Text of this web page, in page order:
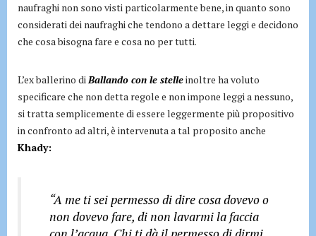
naufraghi non sono visti particolarmente bene, in quanto sono
considerati dei naufraghi che tendono a dettare leggi e decidono
che cosa bisogna fare e cosa no per tutti.
L’ex ballerino diBallando con le stelleinoltre ha voluto
specificare che non detta regole e non impone leggi a nessuno,
si tratta semplicemente di essere leggermente più propositivo
in confronto ad altri, è intervenuta a tal proposito anche
Khady:
“A me ti sei permesso di dire cosa dovevo o
non dovevo fare, di non lavarmi la faccia